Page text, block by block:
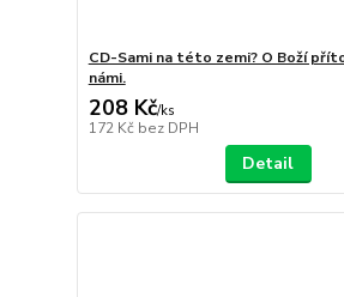
CD-Sami na této zemi? O Boží
námi.
208 Kč/ks
172 Kč bez DPH
Detail